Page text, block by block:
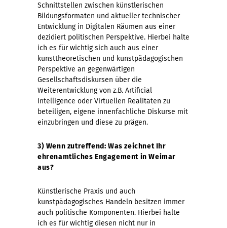
Schnittstellen zwischen künstlerischen
Bildungsformaten und aktueller technischer
Entwicklung in Digitalen Räumen aus einer
dezidiert politischen Perspektive. Hierbei halte
ich es für wichtig sich auch aus einer
kunsttheoretischen und kunstpädagogischen
Perspektive an gegenwärtigen
Gesellschaftsdiskursen über die
Weiterentwicklung von z.B. Artificial
Intelligence oder Virtuellen Realitäten zu
beteiligen, eigene innenfachliche Diskurse mit
einzubringen und diese zu prägen.
3) Wenn zutreffend: Was zeichnet Ihr
ehrenamtliches Engagement in Weimar
aus?
Künstlerische Praxis und auch
kunstpädagogisches Handeln besitzen immer
auch politische Komponenten. Hierbei halte
ich es für wichtig diesen nicht nur in